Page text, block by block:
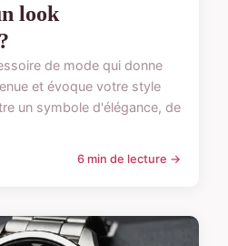
look
de mode qui donne
et évoque votre style
un symbole d'élégance, de
6 min de lecture →